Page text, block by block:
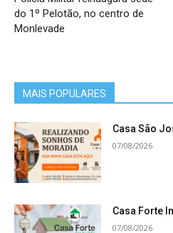
do 1º Pelotão, no centro de
Monlevade
MAIS POPULARES
Casa São
07/08/2026
Casa Forte
07/08/2026